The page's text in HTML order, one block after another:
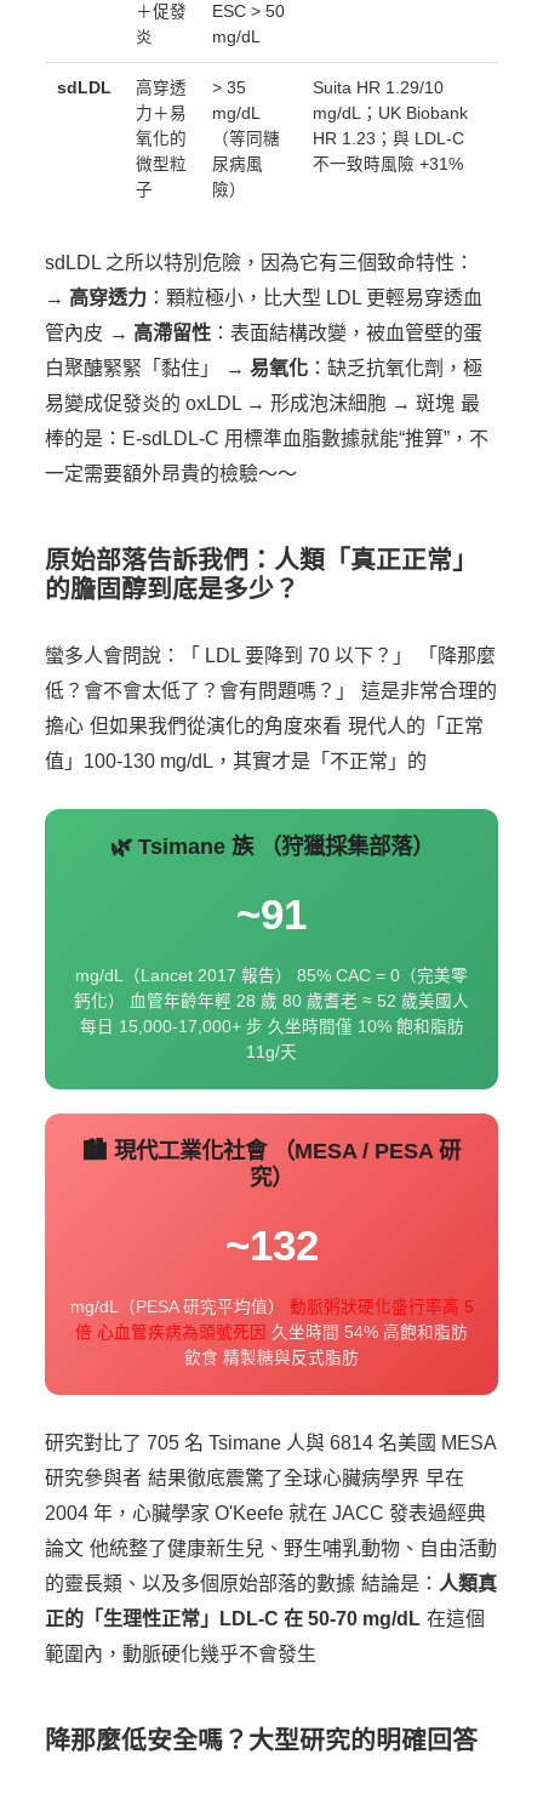
＋促發
炎
ESC > 50
mg/dL
sdLDL
高穿透
力＋易
氧化的
微型粒
子
> 35
mg/dL
（等同糖
尿病風
險）
Suita HR 1.29/10
mg/dL；UK Biobank
HR 1.23；與 LDL-C
不一致時風險 +31%
sdLDL 之所以特別危險，因為它有三個致命特性：
→ 高穿透力 ：顆粒極小，比大型 LDL 更輕易穿透血
管內皮 → 高滯留性 ：表面結構改變，被血管壁的蛋
白聚醣緊緊「黏住」
→易氧化 ：缺乏抗氧化劑，極
易變成促發炎的 oxLDL → 形成泡沫細胞 → 斑塊 最
棒的是：E-sdLDL-C 用標準血脂數據就能“推算”，不
一定需要額外昂貴的檢驗～～
原始部落告訴我們：人類「真正正常」
的膽固醇到底是多少？
蠻多人會問說：「 LDL 要降到 70 以下？」
「降那麼
低？會不會太低了？會有問題嗎？」
這是非常合理的
擔心 但如果我們從演化的角度來看 現代人的「正常
值」100-130 mg/dL，其實才是「不正常」的
🌿 Tsimane 族 （狩獵採集部落）
~91
mg/dL（Lancet 2017 報告）
85% CAC = 0（完美零
鈣化）
血管年齡年輕 28 歲 80 歲耆老 ≈ 52 歲美國人
每日 15,000-17,000+ 步 久坐時間僅 10% 飽和脂肪
11g/天
🏙️ 現代工業化社會
（MESA / PESA 研
究）
~132
mg/dL（PESA 研究平均值）
動脈粥狀硬化盛行率高 5
倍 心血管疾病為頭號死因 久坐時間 54% 高飽和脂肪
飲食 精製糖與反式脂肪
研究對比了 705 名 Tsimane 人與 6814 名美國 MESA
研究參與者 結果徹底震驚了全球心臟病學界 早在
2004 年，心臟學家 O'Keefe 就在 JACC 發表過經典
論文 他統整了健康新生兒、野生哺乳動物、自由活動
的靈長類、以及多個原始部落的數據 結論是： 人類真
正的「生理性正常」LDL-C 在 50-70 mg/dL 在這個
範圍內，動脈硬化幾乎不會發生
降那麼低安全嗎？大型研究的明確回答